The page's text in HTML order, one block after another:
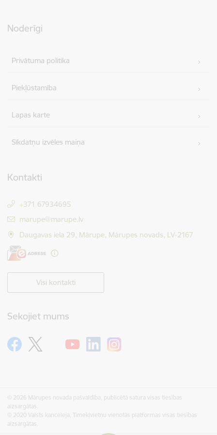
Noderīgi
Privātuma politika
Piekļūstamība
Lapas karte
Sīkdatņu izvēles maiņa
Kontakti
+371 67934695
E-pasts:
marupe@marupe.lv
Daugavas iela 29, Mārupe, Mārupes novads, LV-2167
Visi kontakti
Sekojiet mums
© 2026 Mārupes novada pašvaldība, publicētā satura visas tiesības
aizsargātas.
© 2020 Valsts kanceleja, Tīmekļvietņu vienotās platformas visas tiesības
aizsargātas.